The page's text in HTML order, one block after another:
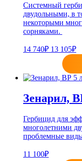
Системный
двудольными, в
некоторыми
сорняками.
14 740₽ 13 105₽
Зенарил,
Гербицид для
многолетними
проблемные
11 100₽